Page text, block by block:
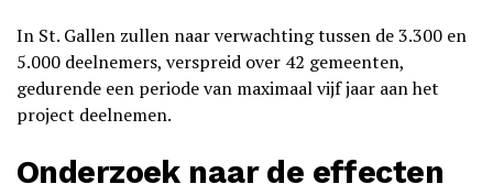
In St. Gallen zullen naar verwachting tussen de 3.300 en
5.000 deelnemers, verspreid over 42 gemeenten,
gedurende een periode van maximaal vijf jaar aan het
project deelnemen.
Onderzoek naar de effecten